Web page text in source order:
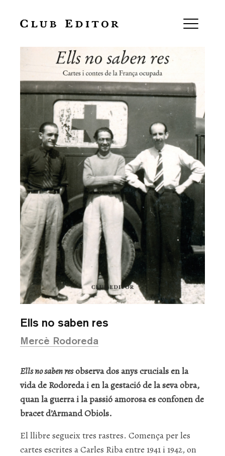
Ells no saben res
Mercè Rodoreda
Ells no saben resobserva dos anys crucials en la
vida de Rodoreda i en la gestació de la seva obra,
quan la guerra i la passió amorosa es confonen de
bracet d’Armand Obiols.
El llibre segueix tres rastres. Comença per les
cartes escrites a Carles Riba entre 1941 i 1942, on